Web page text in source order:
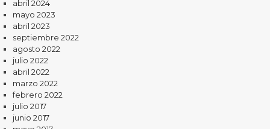
abril 2024
mayo 2023
abril 2023
septiembre 2022
agosto 2022
julio 2022
abril 2022
marzo 2022
febrero 2022
julio 2017
junio 2017